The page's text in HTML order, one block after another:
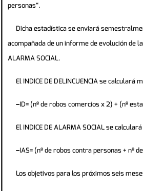
personas“.
Dicha estadística se enviará
acompañada de un informe de evolución de la
ALARMA SOCIAL.
El INDICE DE DELINCUENCIA se
–ID= (nº de robos comercios x 2) + (nº
El INDICE DE ALARMA SOCIAL se
–IAS= (nº de robos contra personas + nº
Los objetivos para los próximos seis